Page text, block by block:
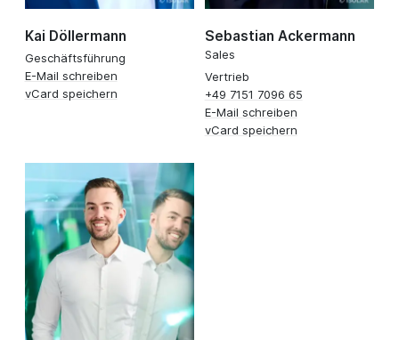
Kai Döllermann
Geschäftsführung
E-Mail schreiben
vCard speichern
Sebastian Ackermann
Sales
Vertrieb
+49 7151 7096 65
E-Mail schreiben
vCard speichern